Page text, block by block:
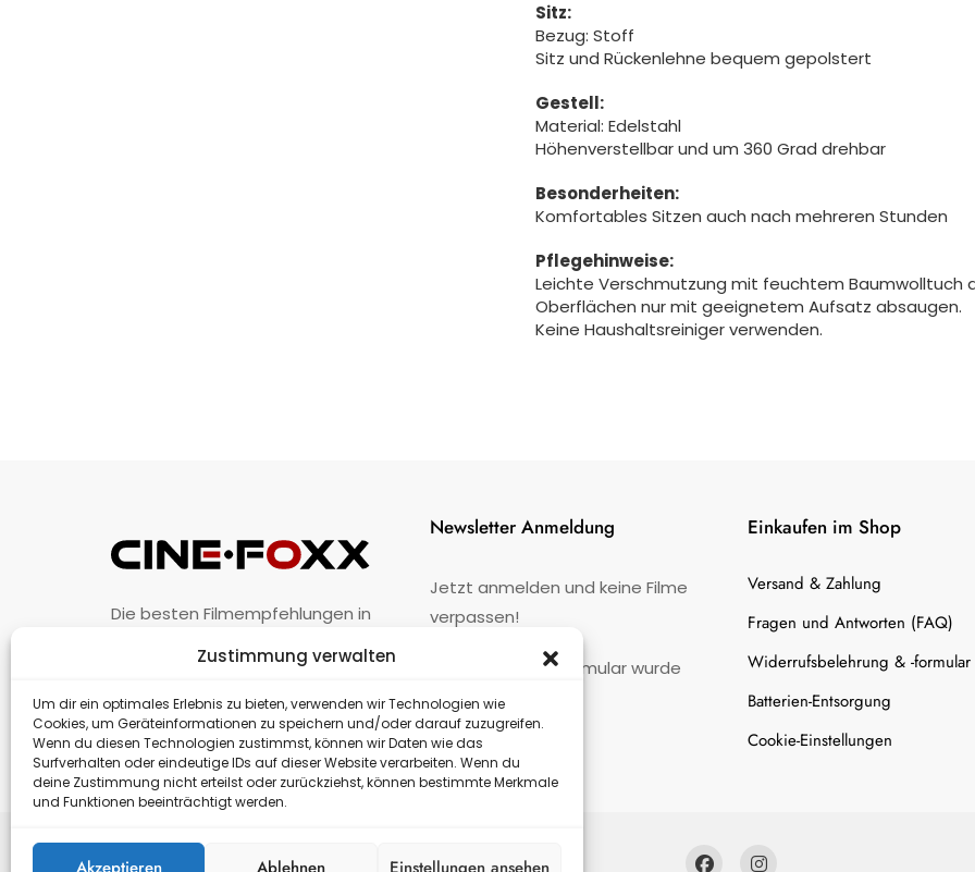
Zustimmung verwalten
Um dir ein optimales Erlebnis zu bieten, verwenden wir Technologien wie
Cookies, um Geräteinformationen zu speichern und/oder darauf zuzugreifen.
Wenn du diesen Technologien zustimmst, können wir Daten wie das
Surfverhalten oder eindeutige IDs auf dieser Website verarbeiten. Wenn du
deine Zustimmung nicht erteilst oder zurückziehst, können bestimmte Merkmale
und Funktionen beeinträchtigt werden.
Akzeptieren Ablehnen Einstellungen ansehen
Sitz:
Bezug: Stoff
Sitz und Rückenlehne bequem gepolstert
Gestell:
Material: Edelstahl
Höhenverstellbar und um 360 Grad drehbar
Besonderheiten:
Komfortables Sitzen auch nach mehreren Stunden
Pflegehinweise:
Leichte Verschmutzung mit feuchtem Baumwolltuch
Oberflächen nur mit geeignetem Aufsatz absaugen.
Keine Haushaltsreiniger verwenden.
Die besten Filmempfehlungen in
Unternehmen · Impressum · Kontakt
Newsletter Anmeldung
Jetzt anmelden und keine Filme
verpassen!
Kontaktformular wurde
nicht gefunden.
Einkaufen im Shop
Versand & Zahlung
Fragen und Antworten (FAQ)
Widerrufsbelehrung & -formular
Batterien-Entsorgung
Cookie-Einstellungen